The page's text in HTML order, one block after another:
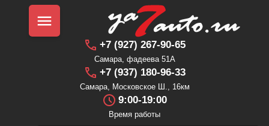
+7 (927) 267-90-65
Самара, фадеева 51А
+7 (937) 180-96-33
Самара, Московское Ш., 16км
9:00-19:00
Время работы